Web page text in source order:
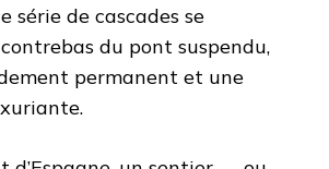
série de cascades se
du pont suspendu,
permanent et une